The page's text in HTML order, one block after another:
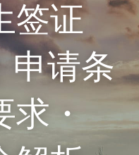
签证
申请条
・